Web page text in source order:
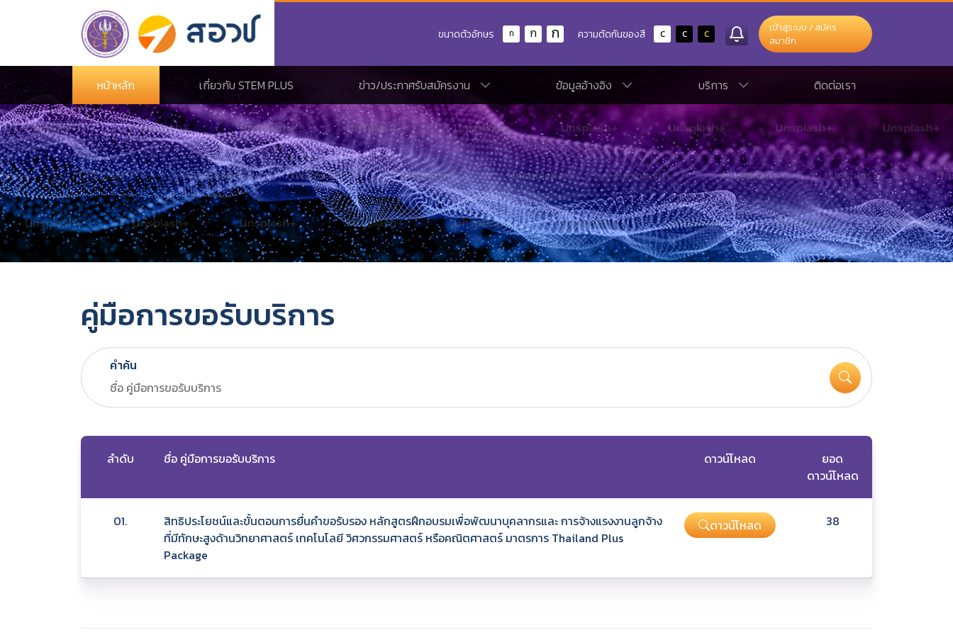
ขนาดตัวอักษร ก ก ก ความตัดกันของสี c c c
เข้าสู่ระบบ / สมัคร
สมาชิก
หน้าหลัก เกี่ยวกับ STEM PLUS ข่าว/ประกาศรับสมัครงาน ข้อมูลอ้างอิง บริการ ติดต่อเรา
คู่มือการขอรับบริการ
คำค้น
ลำดับ ชื่อ คู่มือการขอรับบริการ ดาวน์โหลด
ยอด
ดาวน์โหลด
01.
สิทธิประโยชน์และขั้นตอนการยื่นคำขอรับรอง หลักสูตรฝึกอบรมเพื่อพัฒนาบุคลากรและ การจ้างแรงงานลูกจ้าง
ที่มีทักษะสูงด้านวิทยาศาสตร์ เทคโนโลยี วิศวกรรมศาสตร์ หรือคณิตศาสตร์ มาตรการ Thailand Plus
Package
ดาวน์โหลด 38